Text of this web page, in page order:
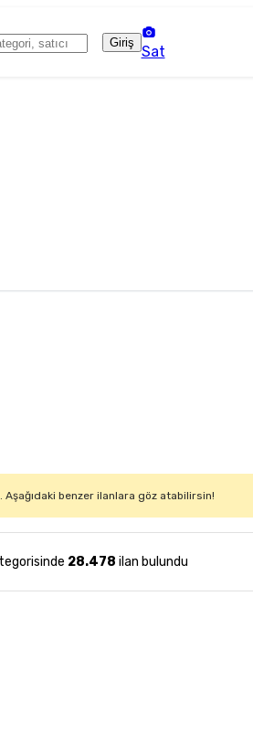
Giriş
Sat
Aşağıdaki benzer ilanlara göz atabilirsin!
28.478 ilan bulundu